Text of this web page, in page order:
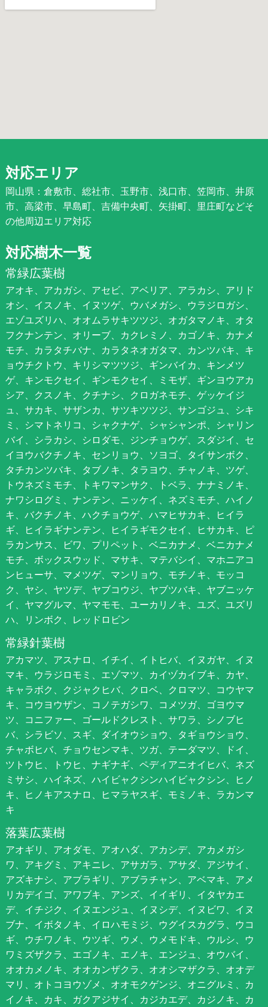
対応エリア
岡山県：倉敷市、総社市、玉野市、浅口市、笠岡市、井原
市、高梁市、早島町、吉備中央町、矢掛町、里庄町などそ
の他周辺エリア対応
対応樹木一覧
常緑広葉樹
アオキ、アカガシ、アセビ、アベリア、アラカシ、アリド
オシ、イスノキ、イヌツゲ、ウバメガシ、ウラジロガシ、
エゾユズリハ、オオムラサキツツジ、オガタマノキ、オタ
フクナンテン、オリーブ、カクレミノ、カゴノキ、カナメ
モチ、カラタチバナ、カラタネオガタマ、カンツバキ、キ
ョウチクトウ、キリシマツツジ、ギンバイカ、キンメツ
ゲ、キンモクセイ、ギンモクセイ、ミモザ、ギンヨウアカ
シア、クスノキ、クチナシ、クロガネモチ、ゲッケイジ
ュ、サカキ、サザンカ、サツキツツジ、サンゴジュ、シキ
ミ、シマトネリコ、シャクナゲ、シャシャンポ、シャリン
バイ、シラカシ、シロダモ、ジンチョウゲ、スダジイ、セ
イヨウバクチノキ、センリョウ、ソヨゴ、タイサンボク、
タチカンツバキ、タブノキ、タラヨウ、チャノキ、ツゲ、
トウネズミモチ、トキワマンサク、トベラ、ナナミノキ、
ナワシログミ、ナンテン、ニッケイ、ネズミモチ、ハイノ
キ、バクチノキ、ハクチョウゲ、ハマヒサカキ、ヒイラ
ギ、ヒイラギナンテン、ヒイラギモクセイ、ヒサカキ、ピ
ラカンサス、ビワ、プリペット、ベニカナメ、ベニカナメ
モチ、ボックスウッド、マサキ、マテバシイ、マホニアコ
ンヒューサ、マメツゲ、マンリョウ、モチノキ、モッコ
ク、ヤシ、ヤツデ、ヤブコウジ、ヤブツバキ、ヤブニッケ
イ、ヤマグルマ、ヤマモモ、ユーカリノキ、ユズ、ユズリ
ハ、リンボク、レッドロビン
常緑針葉樹
アカマツ、アスナロ、イチイ、イトヒバ、イヌガヤ、イヌ
マキ、ウラジロモミ、エゾマツ、カイヅカイブキ、カヤ、
キャラボク、クジャクヒバ、クロベ、クロマツ、コウヤマ
キ、コウヨウザン、コノテガシワ、コメツガ、ゴヨウマ
ツ、コニファー、ゴールドクレスト、サワラ、シノブヒ
バ、シラビソ、スギ、ダイオウショウ、タギョウショウ、
チャボヒバ、チョウセンマキ、ツガ、テーダマツ、ドイ、
ツトウヒ、トウヒ、ナギナギ、ペディアニオイヒバ、ネズ
ミサシ、ハイネズ、ハイビャクシンハイビャクシン、ヒノ
キ、ヒノキアスナロ、ヒマラヤスギ、モミノキ、ラカンマ
キ
落葉広葉樹
アオギリ、アオダモ、アオハダ、アカシデ、アカメガシ
ワ、アキグミ、アキニレ、アサガラ、アサダ、アジサイ、
アズキナシ、アブラギリ、アブラチャン、アベマキ、アメ
リカデイゴ、アワブキ、アンズ、イイギリ、イタヤカエ
デ、イチジク、イヌエンジュ、イヌシデ、イヌビワ、イヌ
ブナ、イボタノキ、イロハモミジ、ウグイスカグラ、ウコ
ギ、ウチワノキ、ウツギ、ウメ、ウメモドキ、ウルシ、ウ
ワミズザクラ、エゴノキ、エノキ、エンジュ、オウバイ、
オオカメノキ、オオカンザクラ、オオシマザクラ、オオデ
マリ、オトコヨウゾメ、オオモクゲンジ、オニグルミ、カ
イノキ、カキ、ガクアジサイ、カジカエデ、カジノキ、カ